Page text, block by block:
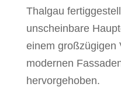
Thalgau
unscheinbare
einem großzügigen
modernen
hervorgehoben.